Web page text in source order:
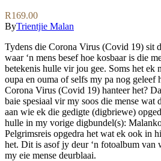
chosen
on
the
product
page
The
options
may
be
chosen
on
the
product
page
R169.00
ByTrientjie Malan
Tydens die Corona Virus (Covid 19) sit
waar ‘n mens besef hoe kosbaar is die
betekenis hulle vir jou gee. Soms het
oupa en ouma of selfs my pa nog geleef
Corona Virus (Covid 19) hanteer het?
baie spesiaal vir my soos die mense wat
aan wie ek die gedigte (digbriewe)
hulle in my vorige digbundel(s):
Pelgrimsreis opgedra het wat ek ook in
het. Dit is asof jy deur ‘n fotoalbum van
my eie mense deurblaai.